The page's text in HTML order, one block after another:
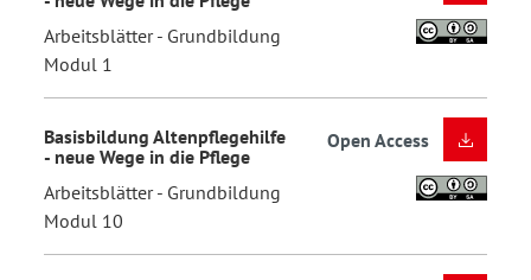
Arbeitsblätter - Grundbildung
Modul 1
Basisbildung Altenpflegehilfe
- neue Wege in die Pflege
Arbeitsblätter - Grundbildung
Modul 10
Open Access